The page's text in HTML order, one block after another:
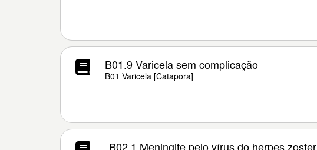
B01.9 Varicela sem complicação
B01 Varicela [Catapora]
B02.1 Meningite pelo vírus do herpes zoster